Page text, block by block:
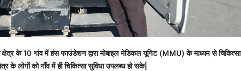
के 10 गांव में हंस फाउंडेशन द्वारा मोबाइल मेडिकल यूनिट (MMU) के माध्यम से चिकित्सा
के लोगों को गाँव में ही चिकित्सा सुविधा उपलब्ध हो सके|